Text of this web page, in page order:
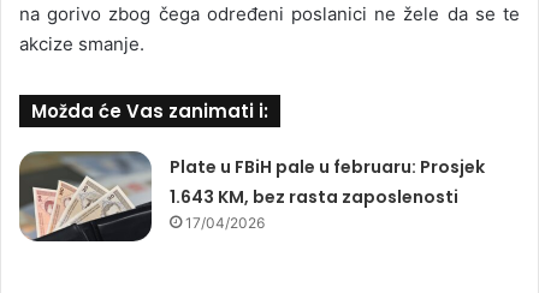
na gorivo zbog čega određeni poslanici ne žele da se te
akcize smanje.
Možda će Vas zanimati i:
Plate u FBiH pale u februaru: Prosjek
1.643 KM, bez rasta zaposlenosti
17/04/2026